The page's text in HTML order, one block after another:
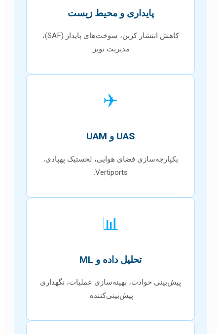
پایداری و محیط زیست
کاهش انتشار کربن، سوخت‌های پایدار (SAF)،
مدیریت نویز.
✈️
UAS و UAM
یکپارچه‌سازی فضای هوایی، لجستیک پهپادی،
Vertiports.
📊
تحلیل داده و ML
پیش‌بینی حوادث، بهینه‌سازی عملیات، نگهداری
پیش‌بینی‌کننده.